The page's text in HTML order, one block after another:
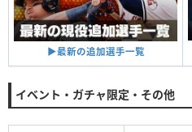
▶︎最新の追加選手一覧
イベント・ガチャ限定・その他